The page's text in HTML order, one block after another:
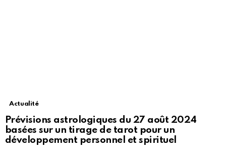
Actualité
Prévisions astrologiques du 27 août 2024
basées sur un tirage de tarot pour un
développement personnel et spirituel